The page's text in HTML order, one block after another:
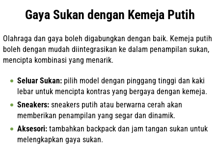
Gaya Sukan dengan Kemeja Putih
Olahraga dan gaya boleh digabungkan dengan baik. Kemeja putih
boleh dengan mudah diintegrasikan ke dalam penampilan sukan,
mencipta kombinasi yang menarik.
Seluar Sukan: pilih model dengan pinggang tinggi dan kaki
lebar untuk mencipta kontras yang bergaya dengan kemeja.
Sneakers: sneakers putih atau berwarna cerah akan
memberikan penampilan yang segar dan dinamik.
Aksesori: tambahkan backpack dan jam tangan sukan untuk
melengkapkan gaya sukan.